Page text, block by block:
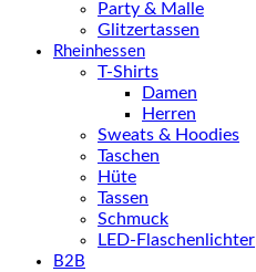
Party & Malle
Glitzertassen
Rheinhessen
T-Shirts
Damen
Herren
Sweats & Hoodies
Taschen
Hüte
Tassen
Schmuck
LED-Flaschenlichter
B2B